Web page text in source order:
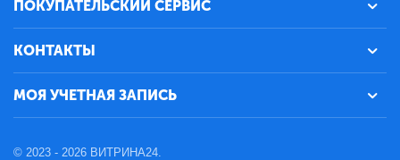
ПОКУПАТЕЛЬСКИЙ СЕРВИС
КОНТАКТЫ
МОЯ УЧЕТНАЯ ЗАПИСЬ
© 2023 - 2026 ВИТРИНА24.